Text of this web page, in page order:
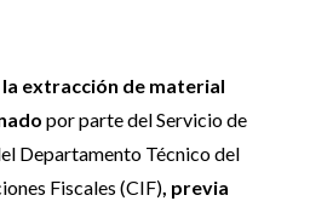
extracción de material
por parte del Servicio de
Departamento Técnico del
Fiscales (CIF), previa